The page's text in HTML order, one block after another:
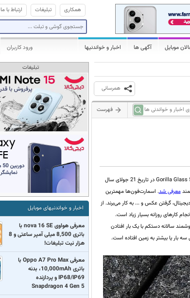
ارتباط با ما تبلیغات همکاری
موبایل آگهی ها اخبار و خواندنیها ورود کاربران
همرسانی
فهرست
: نسل جدیدی از شیشه‌های مقاوم صفحه‌نمایش با عنوان Gorilla Glass 5 در تاریخ 21 جولای سال
معرفی شد. اسمارت‌فون‌ها مهمترین
گرفتن عکس و ... به کار می‌برند. از
کارهای روزانه بسیار زیاد است.
از کاربران گوشی‌های هوشمند سالانه دستکم با یک بار افتادن
تبلیغات
اخبار و خواندنیهای موبایل
معرفی هواوی nova 16 SE با
باتری 8,500 میلی آمپر ساعتی و 8
هزار نیت تبلیغات!
معرفی Oppo A7 Pro Max با
باتری 10,000mAh، بدنه
IP68/IP69 و پردازنده
Snapdragon 4 Gen 5